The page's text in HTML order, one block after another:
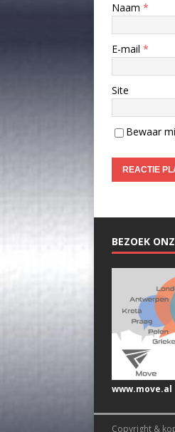
Naam *
E-mail *
Site
Bewaar
BEZOEK
www.move.al
Copyright &